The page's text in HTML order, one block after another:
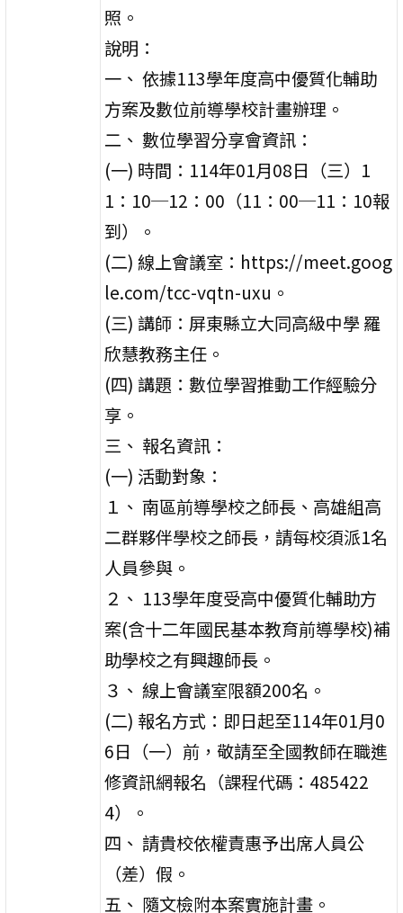
照。
說明：
一、 依據113學年度高中優質化輔助
方案及數位前導學校計畫辦理。
二、 數位學習分享會資訊：
(一) 時間：114年01月08日（三）1
1：10─12：00（11：00─11：10報
到）。
(二) 線上會議室：https://meet.goog
le.com/tcc-vqtn-uxu。
(三) 講師：屏東縣立大同高級中學 羅
欣慧教務主任。
(四) 講題：數位學習推動工作經驗分
享。
三、 報名資訊：
(一) 活動對象：
１、 南區前導學校之師長、高雄組高
二群夥伴學校之師長，請每校須派1名
人員參與。
２、 113學年度受高中優質化輔助方
案(含十二年國民基本教育前導學校)補
助學校之有興趣師長。
３、 線上會議室限額200名。
(二) 報名方式：即日起至114年01月0
6日（一）前，敬請至全國教師在職進
修資訊網報名（課程代碼：485422
4）。
四、 請貴校依權責惠予出席人員公
（差）假。
五、 隨文檢附本案實施計畫。